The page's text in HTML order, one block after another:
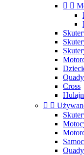
 
Quady
Cross
 
Quady